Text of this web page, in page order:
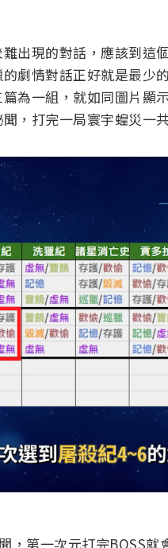
出現的對話，應該到這
劇情對話正好就是最少
為一組，就如同圖片顯
，打完一局寰宇蝗災一
，第一次元打完BOSS